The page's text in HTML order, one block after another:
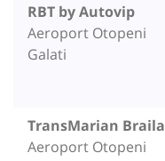
RBT by Autovip
Aeroport Otopeni
Galati
TransMarian Braila
Aeroport Otopeni